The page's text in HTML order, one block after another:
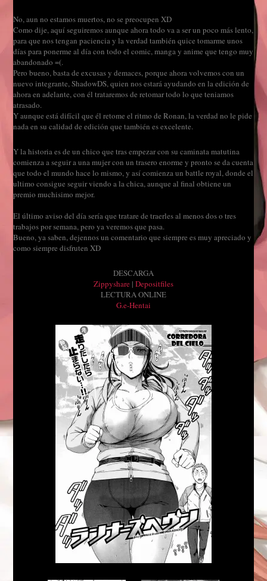
No, aun no estamos muertos, no se preocupen XD
Como dije, aquí seguiremos aunque ahora todo va a ser un poco más lento,
para que nos tengan paciencia y la verdad también quice tomarme unos
días para ponerme al día con todo el comic, manga y anime que tengo muy
abandonado =(.
Pero bueno, basta de excusas y demaces, porque ahora volvemos con un
nuevo integrante, ShadowDS, quien nos estará ayudando en la edición de
ahora en adelante, con él trataremos de retomar todo lo que teniamos
atrasado.
Y aunque está difícil que él retome el ritmo de Ronan, la verdad no le pide
nada en su calidad de edición que también es excelente.
Y la historia es de un chico que tras empezar con su caminata matutina
comienza a seguir a una mujer con un trasero enorme y pronto se da cuenta
que todo el mundo hace lo mismo, y así comienza un battle royal, donde el
ultimo consigue seguir viendo a la chica, aunque al final obtiene un
premio muchisimo mejor.
El último aviso del día sería que tratare de traerles al menos dos o tres
trabajos por semana, pero ya veremos que pasa.
Bueno, ya saben, dejennos un comentario que siempre es muy apreciado y
como siempre disfruten XD
DESCARGA
Zippyshare | Depositfiles
LECTURA ONLINE
G.e-Hentai